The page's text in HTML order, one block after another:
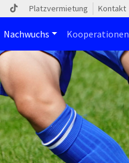
Platzvermietung Kontakt
Nachwuchs Kooperationen